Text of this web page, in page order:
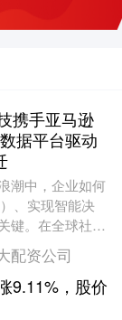
携手亚马逊
据平台驱动
潮中，企业如何
、实现智能决
键。在全球社交
AI和多语种数据
配资公司
9.11%，股价